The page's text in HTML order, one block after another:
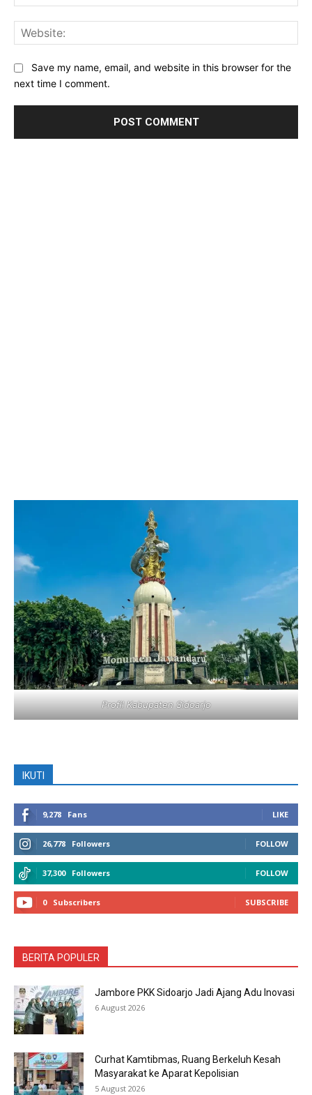
Save my name, email, and website in this browser for the
next time I comment.
Profil Kabupaten Sidoarjo
IKUTI
9,278 Fans LIKE
26,778 Followers FOLLOW
37,300 Followers FOLLOW
0 Subscribers SUBSCRIBE
BERITA POPULER
Jambore PKK Sidoarjo Jadi Ajang Adu Inovasi
6 August 2026
Curhat Kamtibmas, Ruang Berkeluh Kesah
Masyarakat ke Aparat Kepolisian
5 August 2026